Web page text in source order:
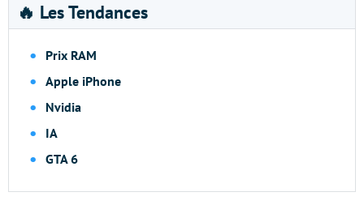
🔥 Les Tendances
Prix RAM
Apple iPhone
Nvidia
IA
GTA 6